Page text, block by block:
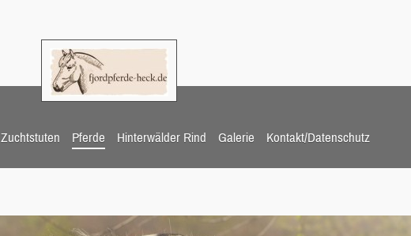
Zuchtstuten Pferde Hinterwälder Rind Galerie Kontakt/Datenschutz